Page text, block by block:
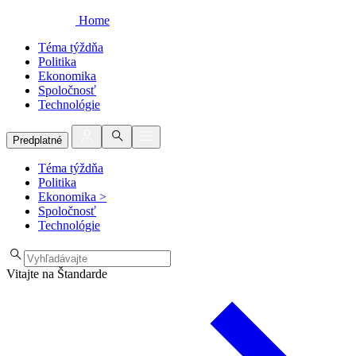
Home
Téma týždňa
Politika
Ekonomika
Spoločnosť
Technológie
Predplatné
Téma týždňa
Politika
Ekonomika >
Spoločnosť
Technológie
Vitajte na Štandarde